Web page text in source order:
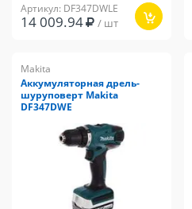
Артикул: DF347DWLE
14 009.94 / шт
Makita
Аккумуляторная дрель-
шуруповерт Makita
DF347DWE